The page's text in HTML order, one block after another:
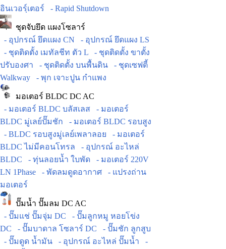
อินเวอร์ฺเตอร์
- Rapid Shutdown
ชุดจับยึด แผงโซลาร์
- อุปกรณ์ ยึดแผง CN
- อุปกรณ์ ยึดแผง LS
- ชุดติดตั้ง เมทัลชีท ตัว L
- ชุดติดตั้ง ขาตั้ง
ปรับองศา
- ชุดติดตั้ง บนพื้นดิน
- ชุดเซฟตี้
Walkway
- พุก เจาะปูน กำแพง
มอเตอร์ BLDC DC AC
- มอเตอร์ BLDC บลัสเลส
- มอเตอร์
BLDC มู่เลย์ปั๊มชัก
- มอเตอร์ BLDC รอบสูง
- BLDC รอบสูงมู่เลย์เพลาลอย
- มอเตอร์
BLDC ไม่มีคอนโทรล
- อุปกรณ์ อะไหล่
BLDC
- ทุ่นลอยน้ำ ใบพัด
- มอเตอร์ 220V
LN 1Phase
- พัดลมดูดอากาศ
- แปรงถ่าน
มอเตอร์
ปั๊มน้ำ ปั๊มลม DC AC
- ปั๊มแช่ ปั๊มจุ่ม DC
- ปั๊มลูกหมู หอยโข่ง
DC
- ปั๊มบาดาล โซลาร์ DC
- ปั๊มชัก ลูกสูบ
- ปั๊มดูด น้ำมัน
- อุปกรณ์ อะไหล่ ปั๊มน้ำ
-